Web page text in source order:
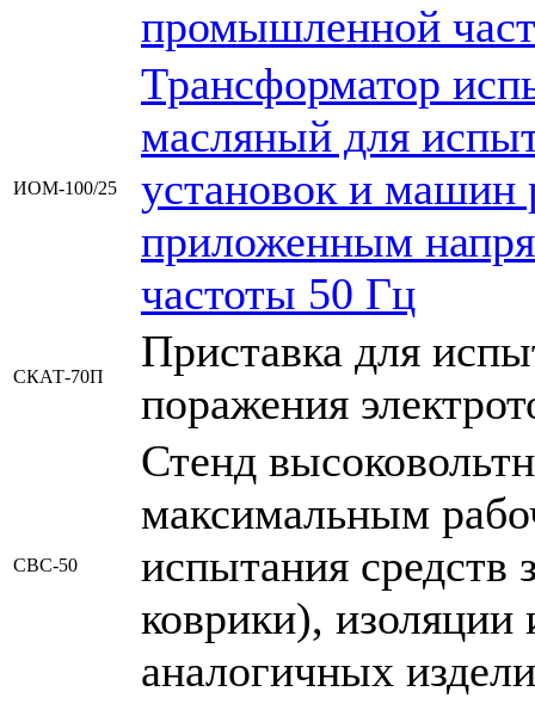
промышленной
ИОМ-100/25
Трансформатор
масляный для
установок и машин
приложенным
частоты 50 Гц
СКАТ-70П
Приставка для
поражения
СВС-50
Стенд
максимальным
испытания
коврики), изоляции
аналогичных